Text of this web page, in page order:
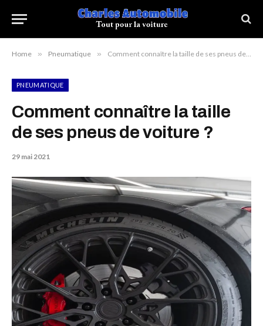
Home » Pneumatique » Comment connaître la taille de ses pneus de voiture ?
PNEUMATIQUE
Comment connaître la taille
de ses pneus de voiture ?
29 mai 2021